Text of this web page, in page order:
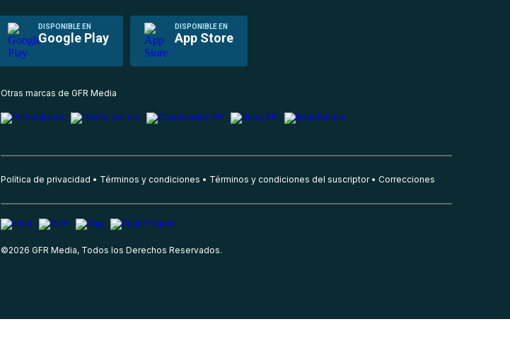
DISPONIBLE EN
Google Play
DISPONIBLE EN
App Store
Otras marcas de GFR Media
Política de privacidad Términos y condiciones Términos y condiciones del suscriptor Correcciones
©2026 GFR Media, Todos los Derechos Reservados.